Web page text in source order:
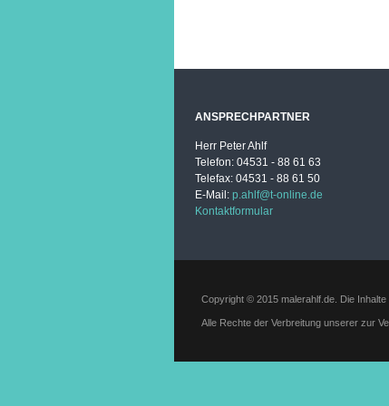
ANSPRECHPARTNER
Herr Peter Ahlf
Telefon: 04531 - 88 61 63
Telefax: 04531 - 88 61 50
E-Mail: p.ahlf@t-online.de
Kontaktformular
Copyright © 2015 malerahlf.de. Die
Alle Rechte der Verbreitung unserer zur